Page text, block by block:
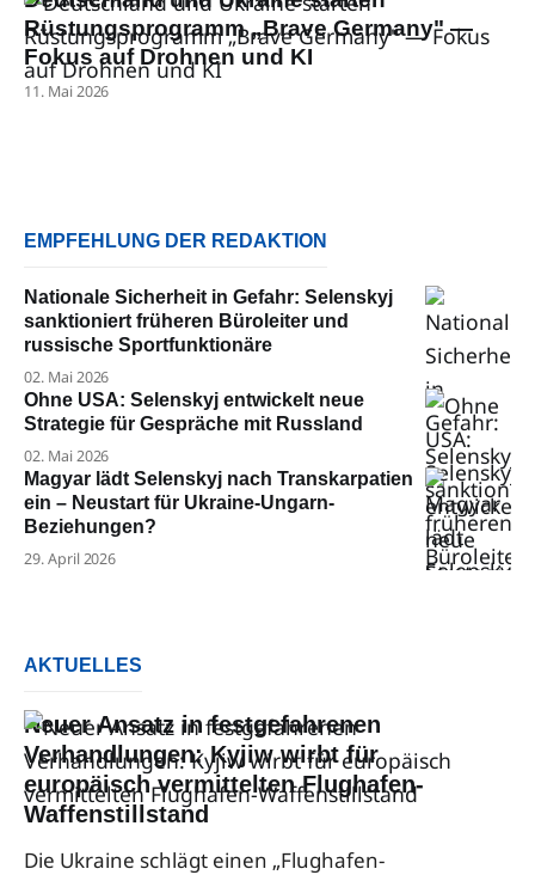
Rüstungsprogramm „Brave Germany" —
Fokus auf Drohnen und KI
11. Mai 2026
EMPFEHLUNG DER REDAKTION
Nationale Sicherheit in Gefahr: Selenskyj
sanktioniert früheren Büroleiter und
russische Sportfunktionäre
02. Mai 2026
Ohne USA: Selenskyj entwickelt neue
Strategie für Gespräche mit Russland
02. Mai 2026
Magyar lädt Selenskyj nach Transkarpatien
ein – Neustart für Ukraine-Ungarn-
Beziehungen?
29. April 2026
AKTUELLES
Neuer Ansatz in festgefahrenen
Verhandlungen: Kyjiw wirbt für
europäisch vermittelten Flughafen-
Waffenstillstand
Die Ukraine schlägt einen „Flughafen-